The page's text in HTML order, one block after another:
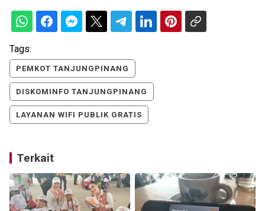
Tags:
PEMKOT TANJUNGPINANG
DISKOMINFO TANJUNGPINANG
LAYANAN WIFI PUBLIK GRATIS
Terkait